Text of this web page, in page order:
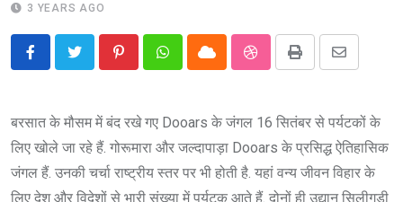
3 YEARS AGO
PinterestWhatsappCloud StumbleUpon
Print
Share
Email
बरसात के मौसम में बंद रखे गए Dooars के जंगल 16 सितंबर से पर्यटकों के
लिए खोले जा रहे हैं. गोरूमारा और जल्दापाड़ा Dooars के प्रसिद्ध ऐतिहासिक
जंगल हैं. उनकी चर्चा राष्ट्रीय स्तर पर भी होती है. यहां वन्य जीवन विहार के
लिए देश और विदेशों से भारी संख्या में पर्यटक आते हैं. दोनों ही उद्यान सिलीगुड़ी